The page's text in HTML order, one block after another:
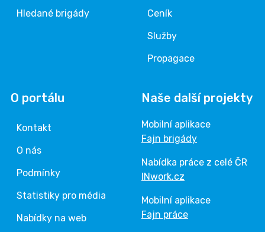
Hledané brigády
Ceník
Služby
Propagace
O portálu
Kontakt
O nás
Podmínky
Statistiky pro média
Nabídky na web
Naše další projekty
Mobilní aplikace
Fajn brigády
Nabídka práce z celé ČR
INwork.cz
Mobilní aplikace
Fajn práce